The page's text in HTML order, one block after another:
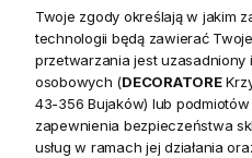
Twoje zgody określają w jakim
technologii będą zawierać
przetwarzania jest
osobowych (DECORATORE
43-356 Bujaków) lub
zapewnienia bezpieczeństwa
usług w ramach jej działania